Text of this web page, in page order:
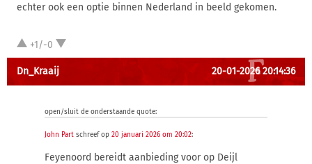
echter ook een optie binnen Nederland in beeld gekomen.
+1/-0
Dn_Kraaij 20-01-2026 20:14:36
open/sluit de onderstaande quote:
John Part schreef op 20 januari 2026 om 20:02:
Feyenoord bereidt aanbieding voor op Deijl